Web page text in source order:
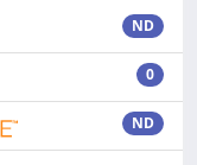
ND
0
ND